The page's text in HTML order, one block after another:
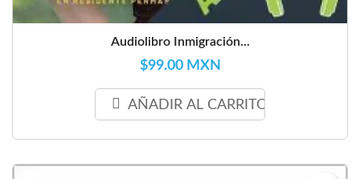
Audiolibro Inmigración...
$99.00 MXN
AÑADIR AL CARRITO